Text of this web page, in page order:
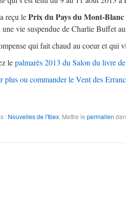
reçu lePrix du Pays du Mont-Blanc
une vie suspendue de Charlie Buffet
qui fait chaud au coeur et qui
lepalmarès 2013 du Salon du livre
plus ou commander le Vent des
: Nouvelles de l'Ibex. Mettre le permalien